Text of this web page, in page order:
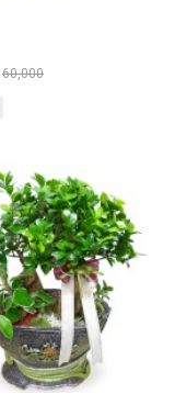
60,000